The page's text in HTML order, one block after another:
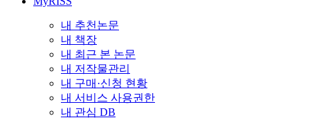
내 추천논문
내 책장
내 최근 본 논문
내 저작물관리
내 구매·신청 현황
내 서비스 사용권한
내 관심 DB